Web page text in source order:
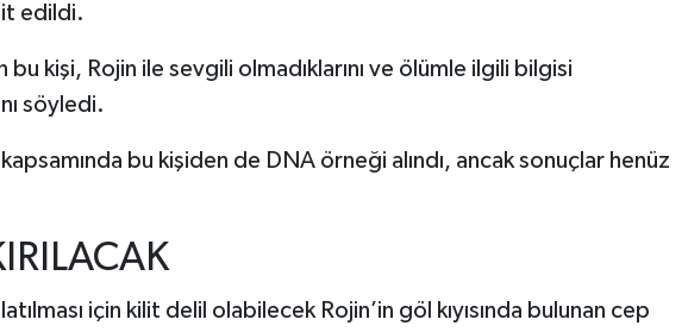
edildi.
bu kişi, Rojin ile sevgili olmadıklarını ve ölümle ilgili bilgisi
söyledi.
bu kişiden de DNA örneği alındı, ancak sonuçlar henüz
için kilit delil olabilecek Rojin’in göl kıyısında bulunan cep